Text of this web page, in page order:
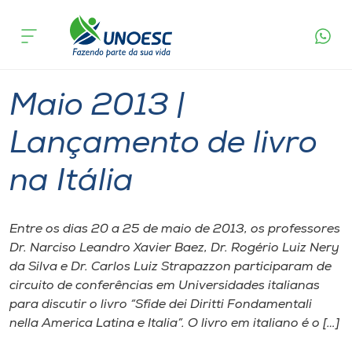
Cursos
Pesquisa
Atendimento ao Estudante
Portal de Ensino
A
acontece
Maio 2013 |
Lançamento de livro
na Itália
Entre os dias 20 a 25 de maio de 2013, os professores
Dr. Narciso Leandro Xavier Baez, Dr. Rogério Luiz Nery
da Silva e Dr. Carlos Luiz Strapazzon participaram de
circuito de conferências em Universidades italianas
para discutir o livro “Sfide dei Diritti Fondamentali
nella America Latina e Italia”. O livro em italiano é o […]